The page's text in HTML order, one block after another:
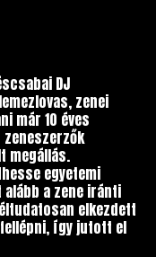
DJ
zenei
már 10 éves
megállás.
egyetemi
a zene iránti
elkezdett
így jutott el